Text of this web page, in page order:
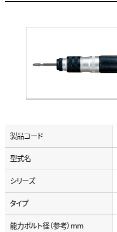
製品コード
型式名
シリーズ
タイプ
能力ボルト径（参考）mm